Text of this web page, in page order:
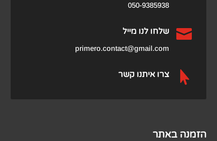
050-9385938
 שלחו לנו מייל
primero.contact@gmail.com
 צרו איתנו קשר
הזמנה באתר